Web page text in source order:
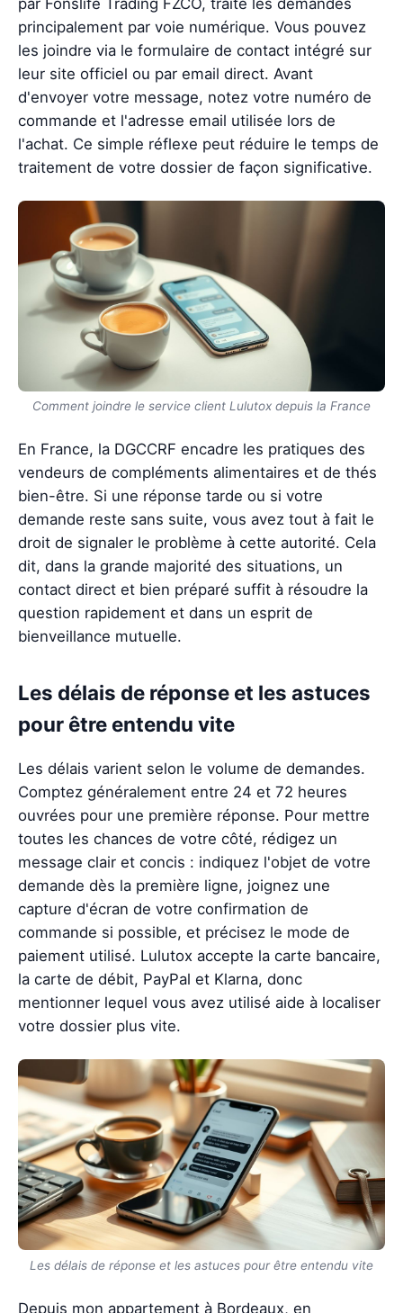
principalement par voie numérique. Vous pouvez
les joindre via le formulaire de contact intégré sur
leur site officiel ou par email direct. Avant
d'envoyer votre message, notez votre numéro de
commande et l'adresse email utilisée lors de
l'achat. Ce simple réflexe peut réduire le temps de
traitement de votre dossier de façon significative.
Comment joindre le service client Lulutox depuis la France
En France, la DGCCRF encadre les pratiques des
vendeurs de compléments alimentaires et de thés
bien-être. Si une réponse tarde ou si votre
demande reste sans suite, vous avez tout à fait le
droit de signaler le problème à cette autorité. Cela
dit, dans la grande majorité des situations, un
contact direct et bien préparé suffit à résoudre la
question rapidement et dans un esprit de
bienveillance mutuelle.
Les délais de réponse et les astuces
pour être entendu vite
Les délais varient selon le volume de demandes.
Comptez généralement entre 24 et 72 heures
ouvrées pour une première réponse. Pour mettre
toutes les chances de votre côté, rédigez un
message clair et concis : indiquez l'objet de votre
demande dès la première ligne, joignez une
capture d'écran de votre confirmation de
commande si possible, et précisez le mode de
paiement utilisé. Lulutox accepte la carte bancaire,
la carte de débit, PayPal et Klarna, donc
mentionner lequel vous avez utilisé aide à localiser
votre dossier plus vite.
Les délais de réponse et les astuces pour être entendu vite
Depuis mon appartement à Bordeaux, en